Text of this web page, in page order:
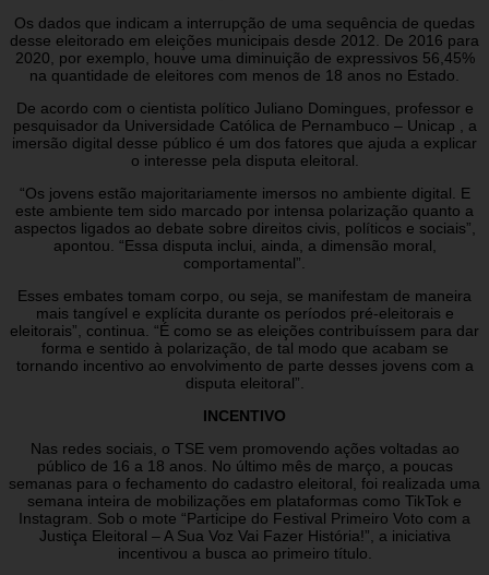
Os dados que indicam a interrupção de uma sequência de quedas
desse eleitorado em eleições municipais desde 2012. De 2016 para
2020, por exemplo, houve uma diminuição de expressivos 56,45%
na quantidade de eleitores com menos de 18 anos no Estado.
De acordo com o cientista político Juliano Domingues, professor e
pesquisador da Universidade Católica de Pernambuco – Unicap , a
imersão digital desse público é um dos fatores que ajuda a explicar
o interesse pela disputa eleitoral.
“Os jovens estão majoritariamente imersos no ambiente digital. E
este ambiente tem sido marcado por intensa polarização quanto a
aspectos ligados ao debate sobre direitos civis, políticos e sociais”,
apontou. “Essa disputa inclui, ainda, a dimensão moral,
comportamental”.
Esses embates tomam corpo, ou seja, se manifestam de maneira
mais tangível e explícita durante os períodos pré-eleitorais e
eleitorais”, continua. “É como se as eleições contribuíssem para dar
forma e sentido à polarização, de tal modo que acabam se
tornando incentivo ao envolvimento de parte desses jovens com a
disputa eleitoral”.
INCENTIVO
Nas redes sociais, o TSE vem promovendo ações voltadas ao
público de 16 a 18 anos. No último mês de março, a poucas
semanas para o fechamento do cadastro eleitoral, foi realizada uma
semana inteira de mobilizações em plataformas como TikTok e
Instagram. Sob o mote “Participe do Festival Primeiro Voto com a
Justiça Eleitoral – A Sua Voz Vai Fazer História!”, a iniciativa
incentivou a busca ao primeiro título.